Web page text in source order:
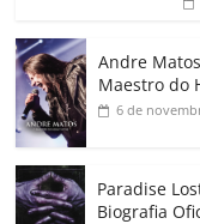
Andre
Maestro do
6 de
Paradise
Biografia